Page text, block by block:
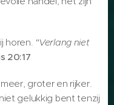
horen. "Verlang niet
20:17
groter en rijker.
gelukkig bent tenzij